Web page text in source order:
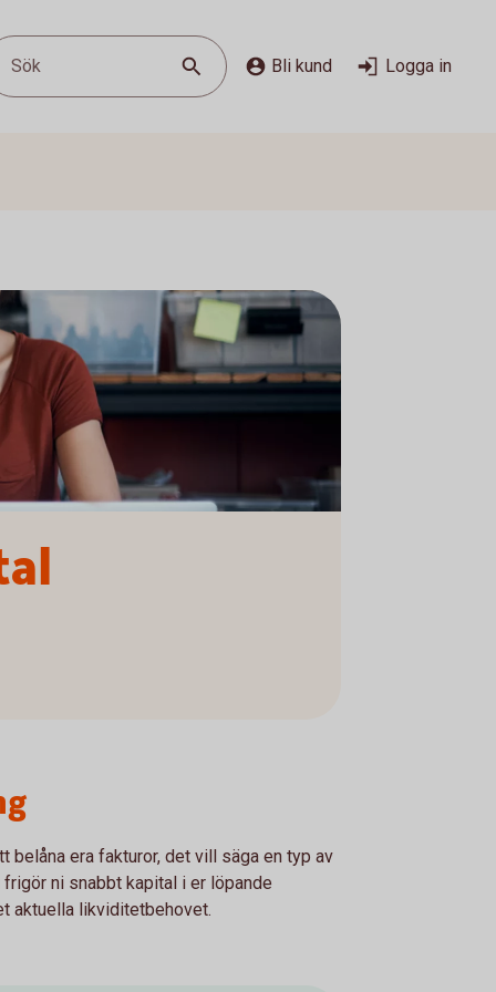
Sök Bli kund Logga in
belåna era fakturor, det vill säga en typ av
ni snabbt kapital i er löpande
aktuella likviditetbehovet.